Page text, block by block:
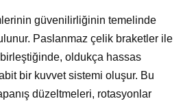
güvenilirliğinin temelinde
Paslanmaz çelik braketler ile
oldukça hassas
bir kuvvet sistemi oluşur. Bu
düzeltmeleri, rotasyonlar